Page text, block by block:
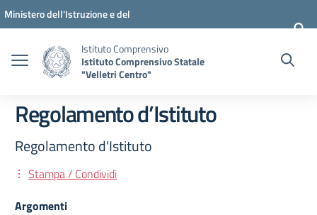
Vai ai contenuti
Vai al menu di navigazione
Vai al footer
Ministero dell'Istruzione e del
Istituto Comprensivo
Istituto Comprensivo Statale
"Velletri Centro"
Regolamento d’Istituto
Regolamento d'Istituto
Stampa / Condividi
Argomenti